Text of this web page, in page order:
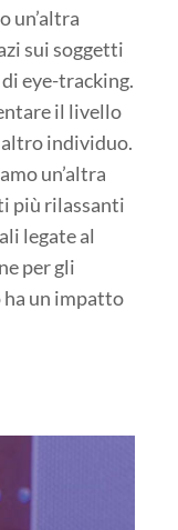
un’altra
sui soggetti
eye-tracking.
il livello
individuo.
un’altra
più rilassanti
legate al
per gli
ha un impatto